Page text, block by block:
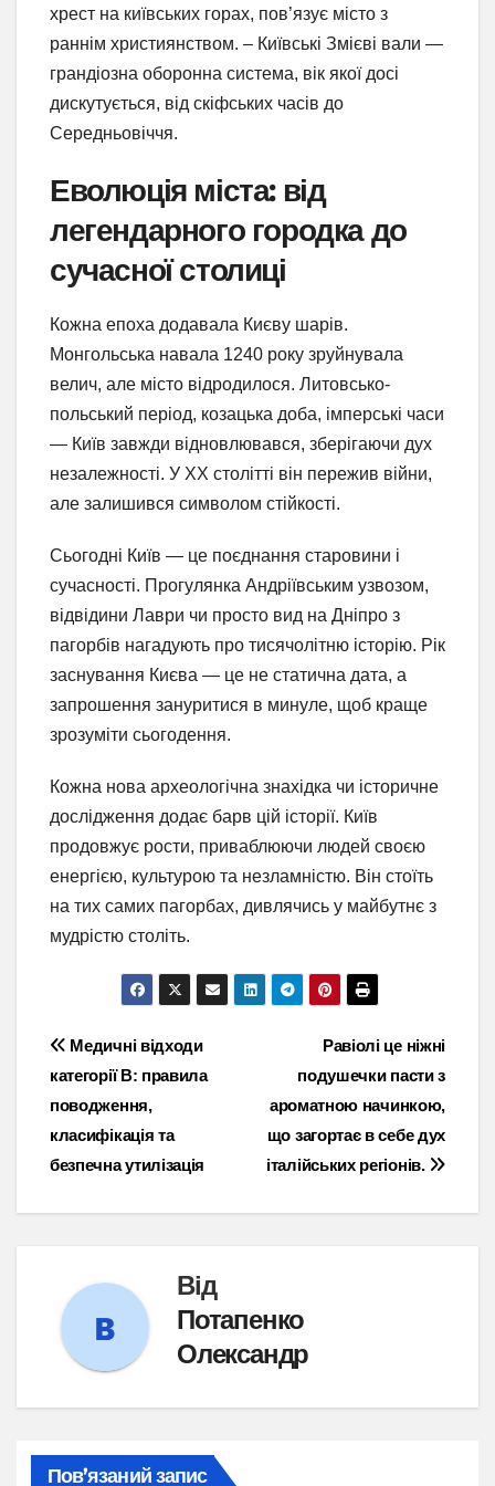
хрест на київських горах, пов’язує місто з
раннім християнством. – Київські Змієві вали —
грандіозна оборонна система, вік якої досі
дискутується, від скіфських часів до
Середньовіччя.
Еволюція міста: від
легендарного городка до
сучасної столиці
Кожна епоха додавала Києву шарів.
Монгольська навала 1240 року зруйнувала
велич, але місто відродилося. Литовсько-
польський період, козацька доба, імперські часи
— Київ завжди відновлювався, зберігаючи дух
незалежності. У XX столітті він пережив війни,
але залишився символом стійкості.
Сьогодні Київ — це поєднання старовини і
сучасності. Прогулянка Андріївським узвозом,
відвідини Лаври чи просто вид на Дніпро з
пагорбів нагадують про тисячолітню історію. Рік
заснування Києва — це не статична дата, а
запрошення зануритися в минуле, щоб краще
зрозуміти сьогодення.
Кожна нова археологічна знахідка чи історичне
дослідження додає барв цій історії. Київ
продовжує рости, приваблюючи людей своєю
енергією, культурою та незламністю. Він стоїть
на тих самих пагорбах, дивлячись у майбутнє з
мудрістю століть.
Навігація
записів
Равіолі це ніжні
подушечки пасти з
ароматною начинкою,
що загортає в себе дух
італійських регіонів.
Медичні відходи
категорії В: правила
поводження,
класифікація та
безпечна утилізація
Від
Потапенко
Олександр
Пов’язаний запис